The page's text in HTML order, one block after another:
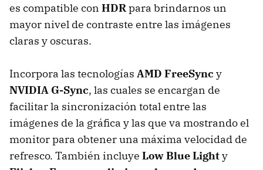
es compatible con HDRpara brindarnos un
mayor nivel de contraste entre las imágenes
claras y oscuras.
Incorpora las tecnologías AMD FreeSync y
NVIDIA G-Sync, las cuales se encargan de
facilitar la sincronización total entre las
imágenes de la gráfica y las que va mostrando el
monitor para obtener una máxima velocidad de
refresco. También incluye Low Blue Lighty